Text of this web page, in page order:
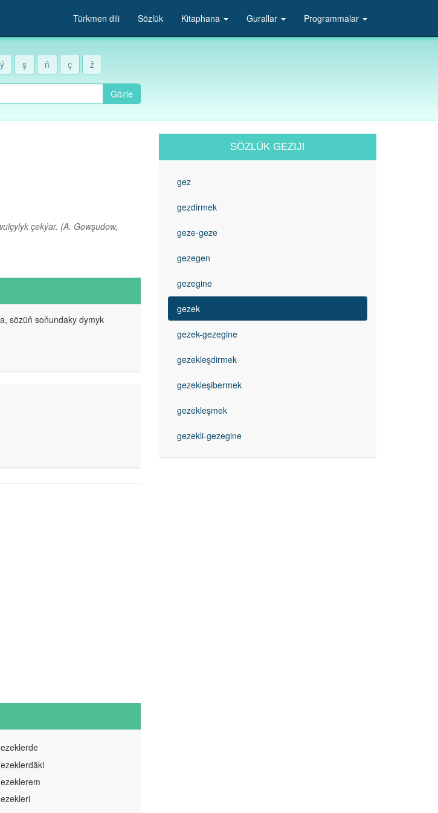
Türkmen dili Sözlük Kitaphana Gurallar Programmalar
ý ş ň ç ž
Gözle
çekýar. (A. Gowşudow,
sözüň soňundaky dymyk
SÖZLÜK GEZIJI
gez
gezdirmek
geze-geze
gezegen
gezegine
gezek
gezek-gezegine
gezekleşdirmek
gezekleşibermek
gezekleşmek
gezekli-gezegine